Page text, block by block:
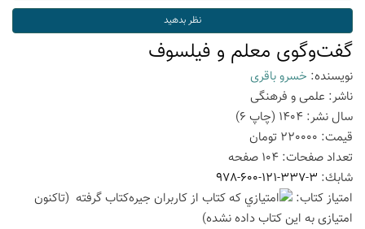
گفت‌وگوی معلم و فیلسوف
نویسنده: خسرو باقری
ناشر: علمی و فرهنگی
سال نشر: 1404 (چاپ 6
)
قیمت: 220000 تومان
تعداد صفحات: 104 صفحه
شابك: 978-600-121-337-3
امتیاز كتاب:
(تاكنون
امتیازی به این كتاب داده نشده)